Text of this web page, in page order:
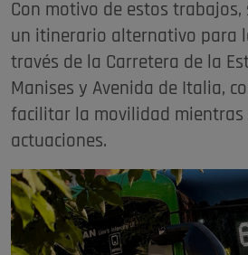
Con motivo de estos trabajos,
un itinerario alternativo para
través de la Carretera de la
Manises y Avenida de Italia,
facilitar la movilidad mientras
actuaciones.